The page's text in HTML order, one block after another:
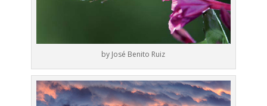
by José Benito Ruiz